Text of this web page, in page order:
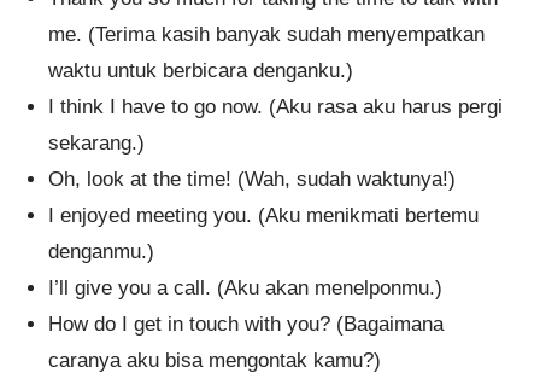
me. (Terima kasih banyak sudah menyempatkan
waktu untuk berbicara denganku.)
I think I have to go now. (Aku rasa aku harus pergi
sekarang.)
Oh, look at the time! (Wah, sudah waktunya!)
I enjoyed meeting you. (Aku menikmati bertemu
denganmu.)
I’ll give you a call. (Aku akan menelponmu.)
How do I get in touch with you? (Bagaimana
caranya aku bisa mengontak kamu?)